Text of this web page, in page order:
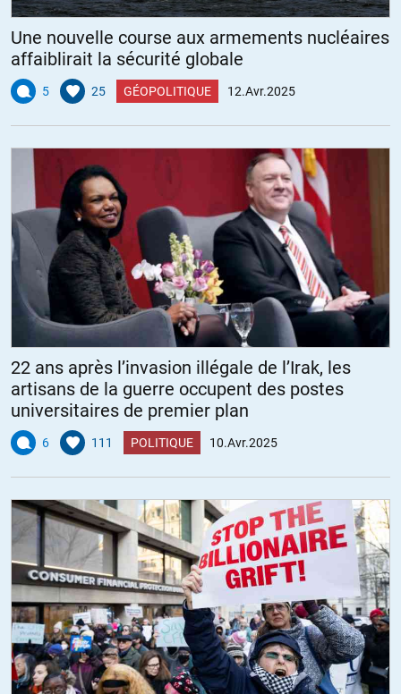
Une nouvelle course aux armements nucléaires
affaiblirait la sécurité globale
5 25 GÉOPOLITIQUE 12.Avr.2025
22 ans après l’invasion illégale de l’Irak, les
artisans de la guerre occupent des postes
universitaires de premier plan
6 111 POLITIQUE 10.Avr.2025